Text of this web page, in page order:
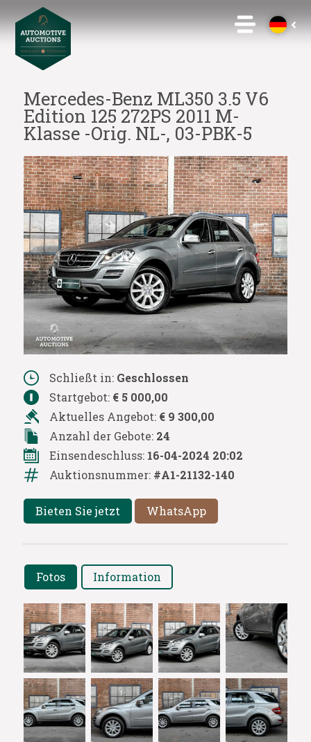
Mercedes-Benz ML350 3.5 V6
Edition 125 272PS 2011 M-
Klasse -Orig. NL-, 03-PBK-5
Schließt in: Geschlossen
Startgebot: € 5 000,00
Aktuelles Angebot: € 9 300,00
Anzahl der Gebote: 24
Einsendeschluss: 16-04-2024 20:02
Auktionsnummer: #A1-21132-140
Bieten Sie jetzt WhatsApp
Fotos Information